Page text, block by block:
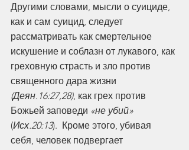
Другими словами, мысли о суициде,
как и сам суицид, следует
рассматривать как смертельное
искушение и соблазн от лукавого, как
греховную страсть и зло против
священного дара жизни
(Деян.16:27,28), как грех против
Божьей заповеди «не убий»
(Исх.20:13).  Кроме этого, убивая
себя, человек подвергает